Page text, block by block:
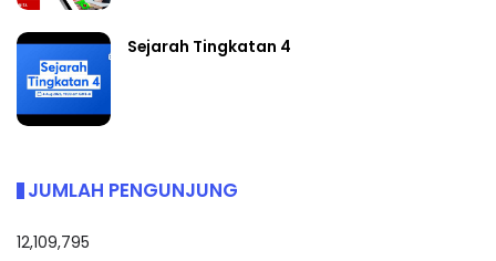
Sejarah Tingkatan 4
JUMLAH PENGUNJUNG
12,109,795